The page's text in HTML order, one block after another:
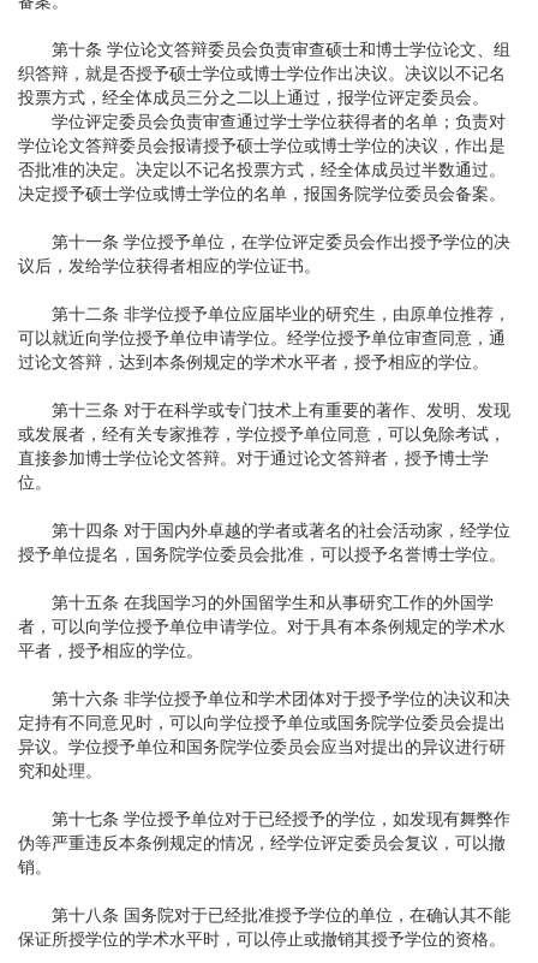
第十条 学位论文答辩委员会负责审查硕士和博士学位论文、组
织答辩，就是否授予硕士学位或博士学位作出决议。决议以不记名
投票方式，经全体成员三分之二以上通过，报学位评定委员会。
学位评定委员会负责审查通过学士学位获得者的名单；负责对
学位论文答辩委员会报请授予硕士学位或博士学位的决议，作出是
否批准的决定。决定以不记名投票方式，经全体成员过半数通过。
决定授予硕士学位或博士学位的名单，报国务院学位委员会备案。
第十一条 学位授予单位，在学位评定委员会作出授予学位的决
议后，发给学位获得者相应的学位证书。
第十二条 非学位授予单位应届毕业的研究生，由原单位推荐，
可以就近向学位授予单位申请学位。经学位授予单位审查同意，通
过论文答辩，达到本条例规定的学术水平者，授予相应的学位。
第十三条 对于在科学或专门技术上有重要的著作、发明、发现
或发展者，经有关专家推荐，学位授予单位同意，可以免除考试，
直接参加博士学位论文答辩。对于通过论文答辩者，授予博士学
位。
第十四条 对于国内外卓越的学者或著名的社会活动家，经学位
授予单位提名，国务院学位委员会批准，可以授予名誉博士学位。
第十五条 在我国学习的外国留学生和从事研究工作的外国学
者，可以向学位授予单位申请学位。对于具有本条例规定的学术水
平者，授予相应的学位。
第十六条 非学位授予单位和学术团体对于授予学位的决议和决
定持有不同意见时，可以向学位授予单位或国务院学位委员会提出
异议。学位授予单位和国务院学位委员会应当对提出的异议进行研
究和处理。
第十七条 学位授予单位对于已经授予的学位，如发现有舞弊作
伪等严重违反本条例规定的情况，经学位评定委员会复议，可以撤
销。
第十八条 国务院对于已经批准授予学位的单位，在确认其不能
保证所授学位的学术水平时，可以停止或撤销其授予学位的资格。